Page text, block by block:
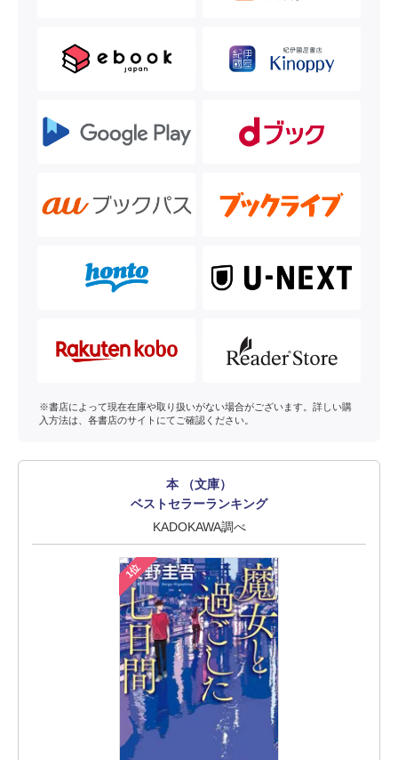
※書店によって現在在庫や取り扱いがない場合がございます。詳しい購
入方法は、各書店のサイトにてご確認ください。
本 （文庫）
ベストセラーランキング
KADOKAWA調べ
1位